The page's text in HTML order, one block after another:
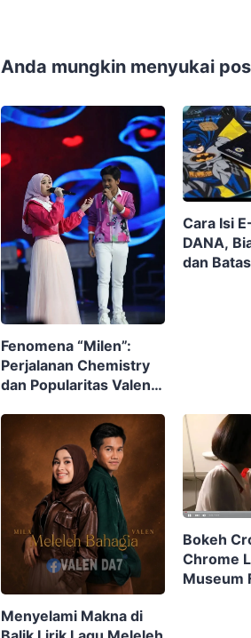
Anda mungkin menyukai
Fenomena “Milen”:
Perjalanan Chemistry
dan Popularitas Valen &
Menghebohkan Publik
Cara Isi
DANA,
dan
Menyelami Makna di
Bokeh
Chrome
Museum